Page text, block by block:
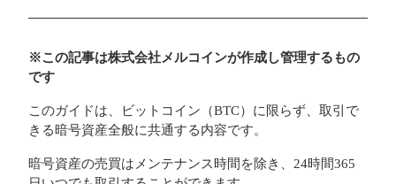
※この記事は株式会社メルコインが作成し管理するもの
です
このガイドは、ビットコイン（BTC）に限らず、取引で
きる暗号資産全般に共通する内容です。
暗号資産の売買はメンテナンス時間を除き、24時間365